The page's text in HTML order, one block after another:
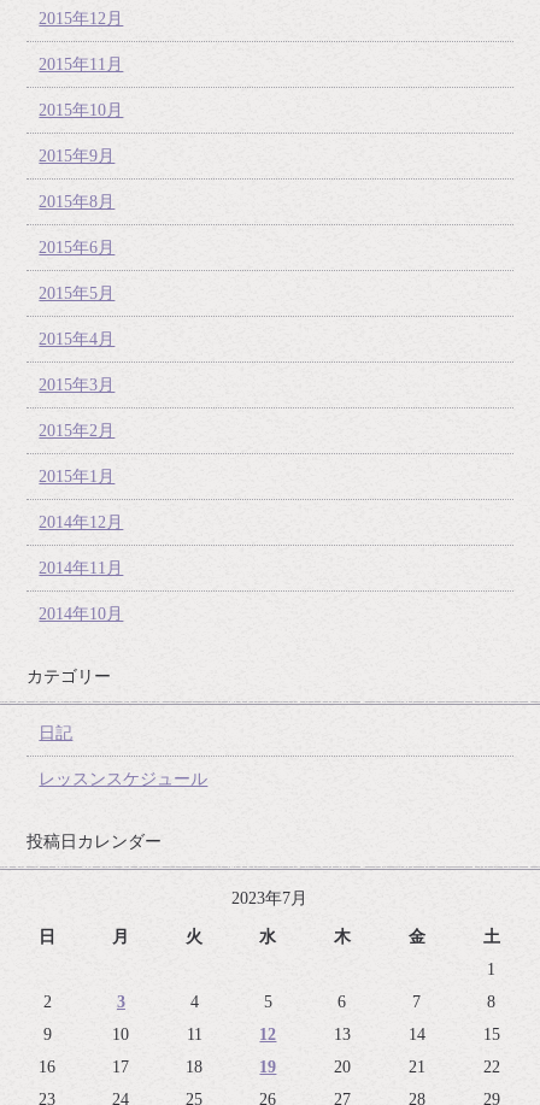
2015年12月
2015年11月
2015年10月
2015年9月
2015年8月
2015年6月
2015年5月
2015年4月
2015年3月
2015年2月
2015年1月
2014年12月
2014年11月
2014年10月
カテゴリー
日記
レッスンスケジュール
投稿日カレンダー
2023年7月
日 月 火 水 木 金
土
1
2
3 4 5 6 7
8
9
10 11 12 13 14
15
16
17 18 19 20 21
22
23
24 25 26 27 28 29